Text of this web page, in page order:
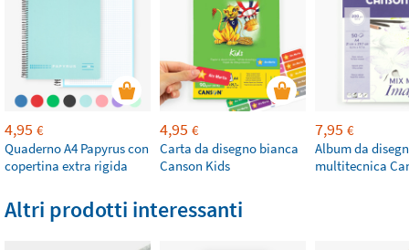
4,95 €
Quaderno A4 Papyrus con
copertina extra rigida
4,95 €
Carta da disegno bianca
Canson Kids
7,95 €
Album da
multitecnica
Altri prodotti interessanti